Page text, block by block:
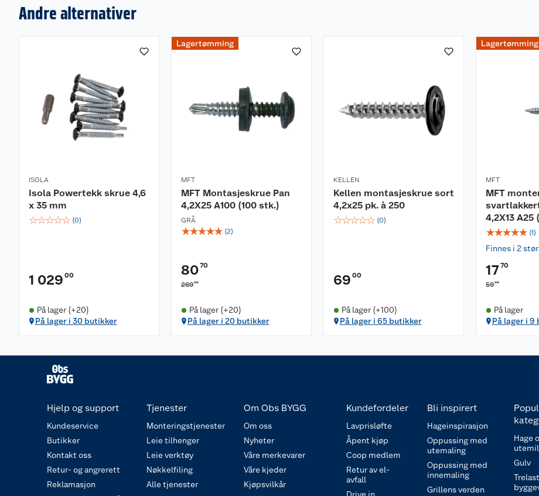
Andre alternativer
ISOLA
Isola Powertekk skrue 4,6
x 35 mm
☆☆☆☆☆ (0)
1 029 00
På lager (+20)
På lager i 30 butikker
Lagertømming
MFT
MFT Montasjeskrue Pan
4,2X25 A100 (100 stk.)
GRÅ
☆☆☆☆☆ (2)
8070
26900
På lager (+20)
På lager i 20 butikker
KELLEN
Kellen montasjeskrue sort
4,2x25 pk. à 250
☆☆☆☆☆ (0)
69 00
På lager (+100)
På lager i 65 butikker
Lagertømming
MFT
MFT
svartlakkert
4,2X13 A25
☆☆☆☆☆ (1)
Finnes i 2
1770
5900
På lager
På lager i 9
Hjelp og support
Kundeservice
Butikker
Kontakt oss
Retur- og angrerett
Reklamasjon
Tjenester
Monteringstjenester
Leie tilhenger
Leie verktøy
Nøkkelfiling
Alle tjenester
Om Obs BYGG
Om oss
Nyheter
Våre merkevarer
Våre kjeder
Kjøpsvilkår
Kundefordeler
Lavprisløfte
Åpent kjøp
Coop medlem
Retur av el-
avfall
Bli inspirert
Hageinspirasjon
Oppussing med
utemaling
Oppussing med
innemaling
Grillens verden
Hage
Gulv